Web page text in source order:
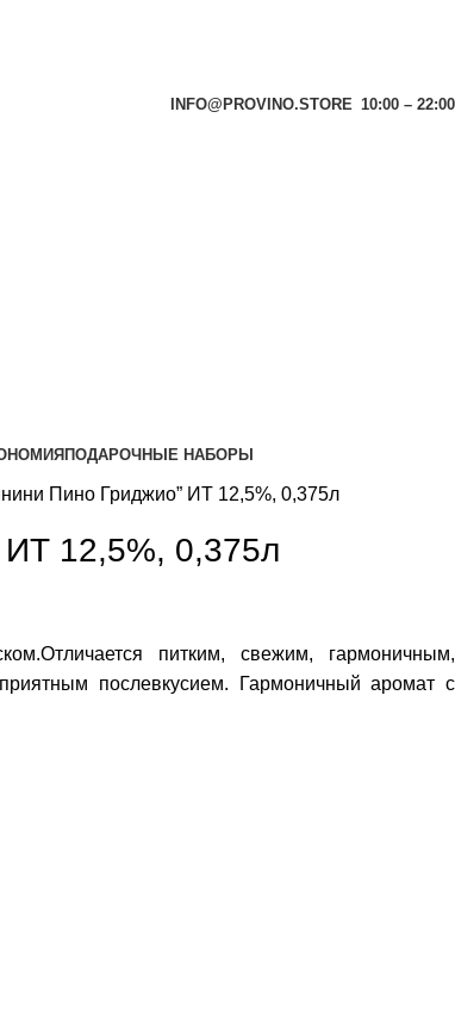
INFO@PROVINO.STORE 10:00 – 22:00
ПОДАРОЧНЫЕ НАБОРЫ
Пино Гриджио” ИТ 12,5%, 0,375л
ИТ 12,5%, 0,375л
питким, свежим, гармоничным,
послевкусием. Гармоничный аромат с